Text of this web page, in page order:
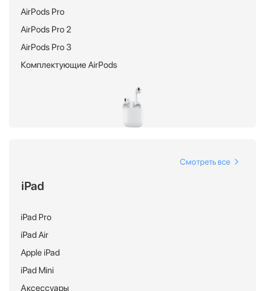
AirPods Pro
AirPods Pro 2
AirPods Pro 3
Комплектующие AirPods
iPad
iPad Pro
iPad Air
Apple iPad
iPad Mini
Аксессуары
Смотреть все